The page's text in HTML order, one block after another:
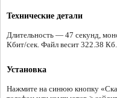
Технические детали
Длительность — 47 секунд,
Кбит/сек. Файл весит 322.38
Установка
Нажмите на синюю кнопку